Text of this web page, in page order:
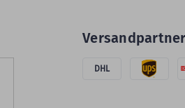
Versandpartner
DHL